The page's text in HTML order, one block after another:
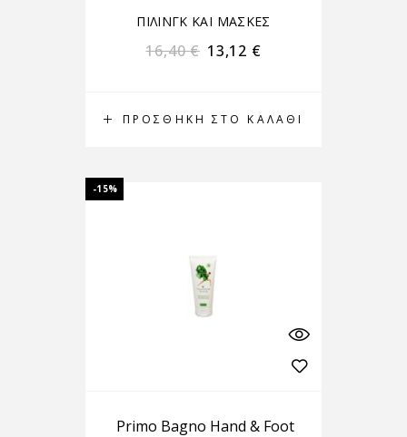
ΠΡΟΣΘΉΚΗ ΣΤΟ ΚΑΛΆΘΙ
ΠΙΛΙΝΓΚ ΚΑΙ ΜΑΣΚΕΣ
16,40€ 13,12 €
-15%
Primo Bagno Hand & Foot